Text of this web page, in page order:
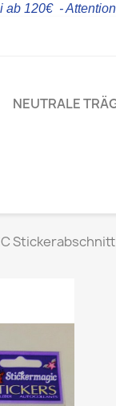
ab 120€ -
NEUTRALE